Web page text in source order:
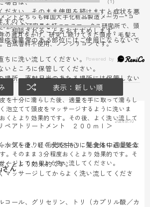
ントどちらも韓国大手化粧品製造メーカー“コ
800人の研究員を持つコスマックス研究所で、頭
の歳月をかけ、研究し続けてきた頭皮・毛髪ス
合成香料不使用、ノンシリコンです。
を十分に濡らした後、適量を手に取って濡らし
泡立てて頭皮をマッサージするように洗いま
くとより効果的です。その後、よく洗い流して
ンプー後、軽く水気をきり、毛先を中心に髪全
。そのまま３分程度おくとより効果的です。そ
ージしてからよく洗い流してください。
さい。そのまま使用を続けますと症状を悪
すので、
相談されることをおすすめします。
疹等異常のある部位にはご使用にならないで
ちに洗い流してください。
いところに保管してください。
場所、直射日光のあたる場所には保管しない
ペアトリートメント ２００ｍｌ＞
水気をきり、毛先を中心に髪全体に適量をな
とより効果的です。
ッサージしてからよく洗い流してくださ
コール、グリセリン、トリ（カプリル酸／カ
(1)
(0)
表示：新しい順
2026.6.10
さん